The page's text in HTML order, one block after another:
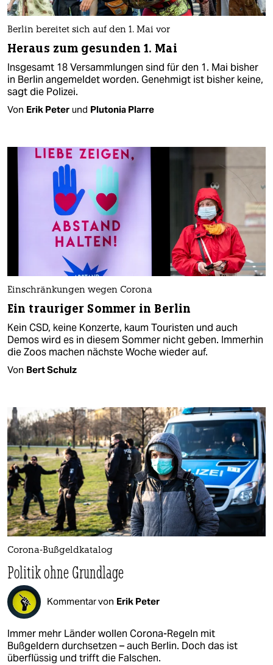
Berlin bereitet sich auf den 1. Mai vor
Heraus zum gesunden 1. Mai
Insgesamt 18 Versammlungen sind für den 1. Mai bisher
in Berlin angemeldet worden. Genehmigt ist bisher keine,
sagt die Polizei.
Von Erik Peter und Plutonia Plarre
Einschränkungen wegen Corona
Ein trauriger Sommer in Berlin
Kein CSD, keine Konzerte, kaum Touristen und auch
Demos wird es in diesem Sommer nicht geben. Immerhin
die Zoos machen nächste Woche wieder auf.
Von Bert Schulz
Corona-Bußgeldkatalog
Politik ohne Grundlage
Kommentar von Erik Peter
Immer mehr Länder wollen Corona-Regeln mit
Bußgeldern durchsetzen – auch Berlin. Doch das ist
überflüssig und trifft die Falschen.